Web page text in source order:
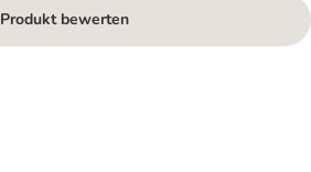
Produkt bewerten